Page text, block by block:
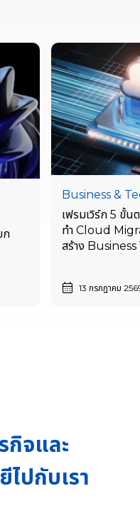
ก
Business &
เฟรมเวิร์ก 5 ขั้น
ทำ Cloud
สร้าง
13 กรกฎาคม
กิจและ
ไปกับเรา